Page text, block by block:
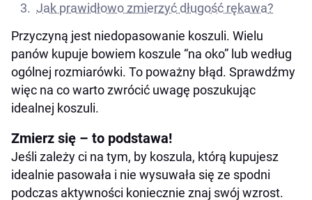
Jak prawidłowo zmierzyć długość rękawa?
Przyczyną jest niedopasowanie koszuli. Wielu
panów kupuje bowiem koszule “na oko” lub według
ogólnej rozmiarówki. To poważny błąd. Sprawdźmy
więc na co warto zwrócić uwagę poszukując
idealnej koszuli.
Zmierz się – to podstawa!
Jeśli zależy ci na tym, by koszula, którą kupujesz
idealnie pasowała i nie wysuwała się ze spodni
podczas aktywności koniecznie znaj swój wzrost.